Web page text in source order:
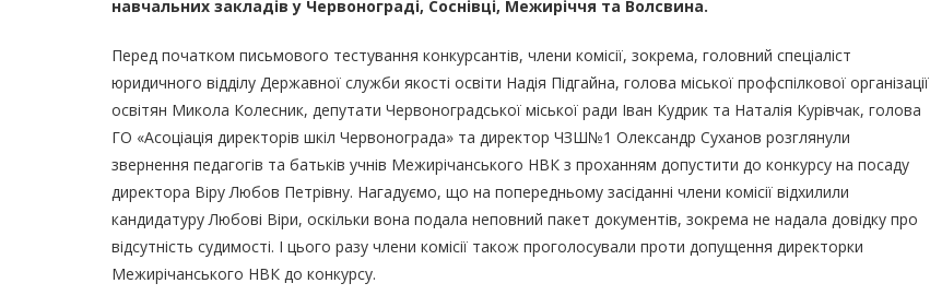
навчальних закладів у Червонограді, Соснівці, Межиріччя та Волсвина.
Перед початком письмового тестування конкурсантів, члени комісії, зокрема, головний спеціаліст
юридичного відділу Державної служби якості освіти Надія Підгайна, голова мiської профспiлкової органiзацiї
освiтян Микола Колесник, депутати Червоноградської міської ради Іван Кудрик та Наталія Курівчак, голова
ГО «Асоціація директорів шкіл Червонограда» та директор ЧЗШ№1 Олександр Суханов розглянули
звернення педагогів та батьків учнів Межирічанського НВК з проханням допустити до конкурсу на посаду
директора Віру Любов Петрівну. Нагадуємо, що на попередньому засіданні члени комісії відхилили
кандидатуру Любові Віри, оскільки вона подала неповний пакет документів, зокрема не надала довідку про
відсутність судимості. І цього разу члени комісії також проголосували проти допущення директорки
Межирічанського НВК до конкурсу.